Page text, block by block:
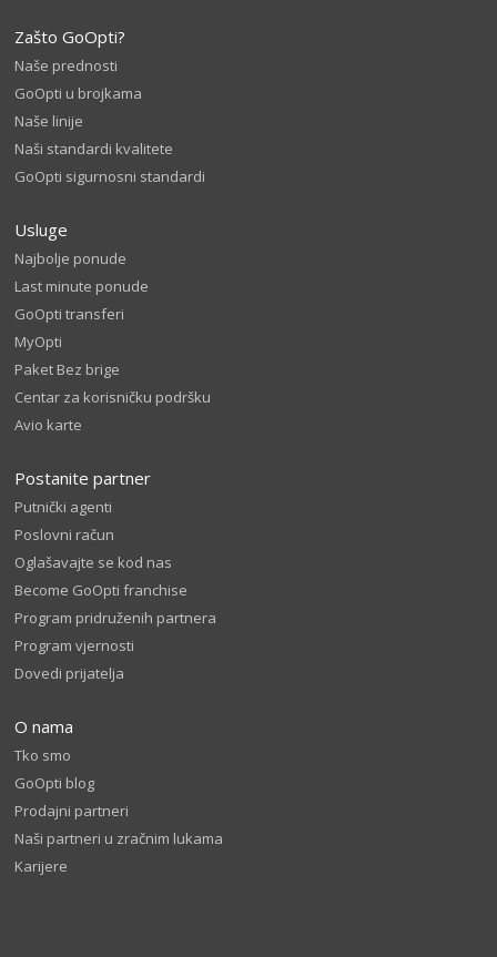
Zašto GoOpti?
Naše prednosti
GoOpti u brojkama
Naše linije
Naši standardi kvalitete
GoOpti sigurnosni standardi
Usluge
Najbolje ponude
Last minute ponude
GoOpti transferi
MyOpti
Paket Bez brige
Centar za korisničku podršku
Avio karte
Postanite partner
Putnički agenti
Poslovni račun
Oglašavajte se kod nas
Become GoOpti franchise
Program pridruženih partnera
Program vjernosti
Dovedi prijatelja
O nama
Tko smo
GoOpti blog
Prodajni partneri
Naši partneri u zračnim lukama
Karijere